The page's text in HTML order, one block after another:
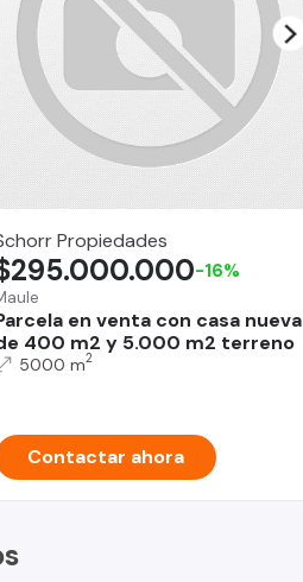
Propiedades
en venta con casa nueva
400 m2 y 5.000 m2 terreno
-16%
5000 m2
Contactar ahora